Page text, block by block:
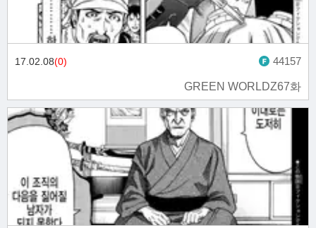
GREEN WORLDZ67화
17.02.08(0) 44157